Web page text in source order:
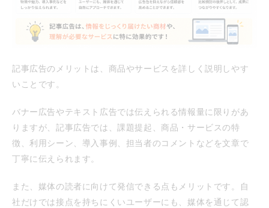
記事広告のメリットは、商品やサービスを詳しく説明しやす
いことです。
バナー広告やテキスト広告では伝えられる情報量に限りがあ
りますが、記事広告では、課題提起、商品・サービスの特
徴、利用シーン、導入事例、担当者のコメントなどを文章で
丁寧に伝えられます。
また、媒体の読者に向けて発信できる点もメリットです。自
社だけでは接点を持ちにくいユーザーにも、媒体を通じて認